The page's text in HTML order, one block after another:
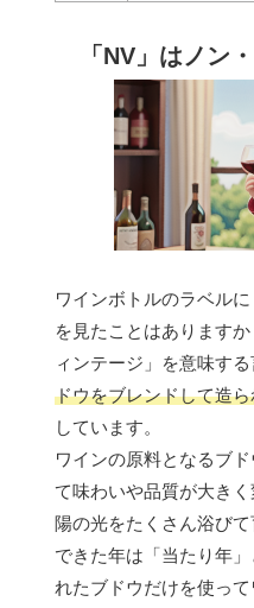
「NV」はノン
ワインボトルのラベル
を見たことはあります
ィンテージ」を意味する
ドウをブレンドして造
しています。
ワインの原料となるブ
て味わいや品質が大き
陽の光をたくさん浴び
できた年は「当たり年
れたブドウだけを使っ